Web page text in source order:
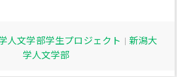
人文学部学生プロジェクト ｜ 新潟大
学人文学部